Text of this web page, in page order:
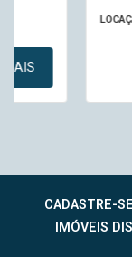
CADASTRE-
IMÓVEIS